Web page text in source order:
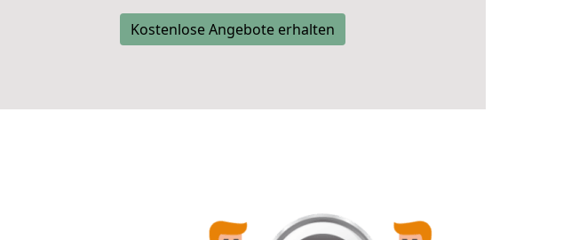
Kostenlose Angebote erhalten